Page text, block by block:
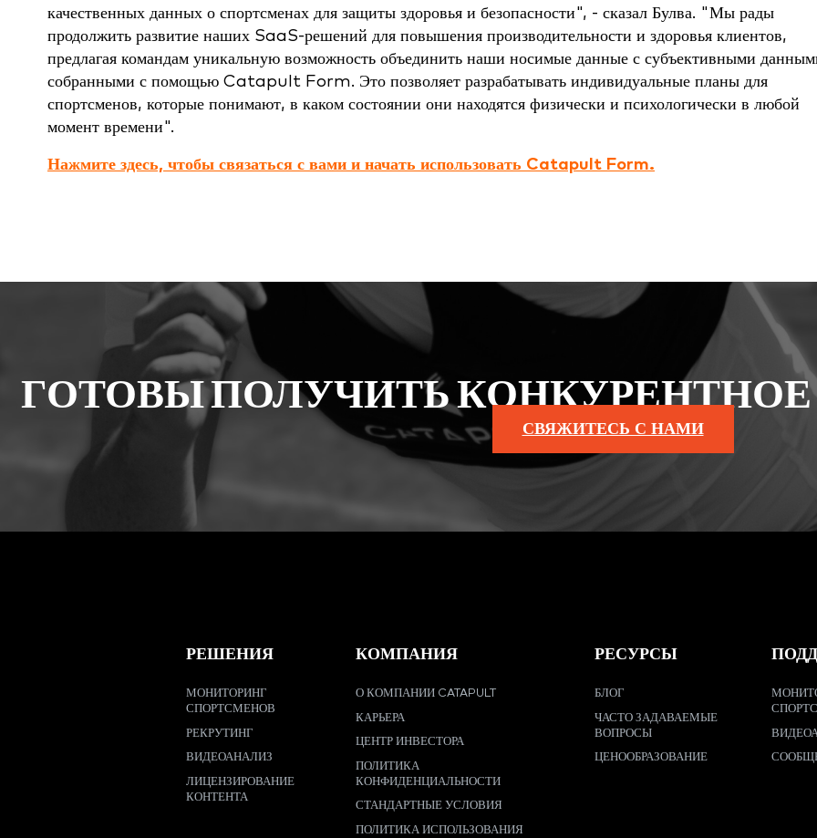
качественных данных о спортсменах для защиты здоровья и безопасности", - сказал Булва. "Мы рады
продолжить развитие наших SaaS-решений для повышения производительности и здоровья клиентов,
предлагая командам уникальную возможность объединить наши носимые данные с субъективными
собранными с помощью Catapult Form. Это позволяет разрабатывать индивидуальные планы для
спортсменов, которые понимают, в каком состоянии они находятся физически и психологически в любой
момент времени".
Нажмите здесь, чтобы связаться с вами и начать использовать Catapult Form.
ГОТОВЫ ПОЛУЧИТЬ
СВЯЖИТЕСЬ С НАМИ
РЕШЕНИЯ
МОНИТОРИНГ
СПОРТСМЕНОВ
РЕКРУТИНГ
ВИДЕОАНАЛИЗ
ЛИЦЕНЗИРОВАНИЕ
КОНТЕНТА
КОМПАНИЯ
О КОМПАНИИ CATAPULT
КАРЬЕРА
ЦЕНТР ИНВЕСТОРА
ПОЛИТИКА
КОНФИДЕНЦИАЛЬНОСТИ
СТАНДАРТНЫЕ УСЛОВИЯ
ПОЛИТИКА ИСПОЛЬЗОВАНИЯ
РЕСУРСЫ
БЛОГ
ЧАСТО ЗАДАВАЕМЫЕ
ВОПРОСЫ
ЦЕНООБРАЗОВАНИЕ